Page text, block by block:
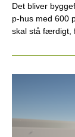
Det bliver
p-hus med 600
skal stå færdigt,